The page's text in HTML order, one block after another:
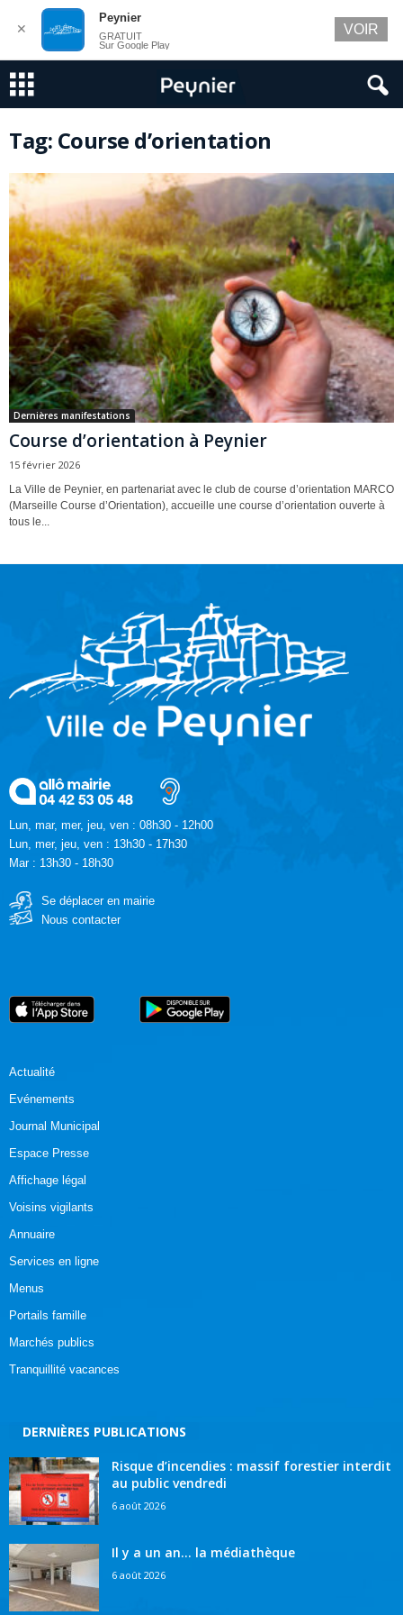
Tag: Course d’orientation
Dernières manifestations
Course d’orientation à Peynier
15 février 2026
La Ville de Peynier, en partenariat avec le club de course d’orientation MARCO
(Marseille Course d’Orientation), accueille une course d’orientation ouverte à
tous le...
Lun, mar, mer, jeu, ven : 08h30 - 12h00
Lun, mer, jeu, ven : 13h30 - 17h30
Mar : 13h30 - 18h30
Se déplacer en mairie
Nous contacter
Actualité
Evénements
Journal Municipal
Espace Presse
Affichage légal
Voisins vigilants
Annuaire
Services en ligne
Menus
Portails famille
Marchés publics
Tranquillité vacances
DERNIÈRES PUBLICATIONS
Risque d’incendies : massif forestier interdit
au public vendredi
6 août 2026
Il y a un an… la médiathèque
6 août 2026
✕
Peynier
GRATUIT
Sur Google Play
VOIR